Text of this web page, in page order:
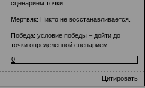
сценарием точки.
Мертвяк: Никто не восстанавливается.
Победа: условие победы – дойти до
точки определенной сценарием.
0
Цитировать